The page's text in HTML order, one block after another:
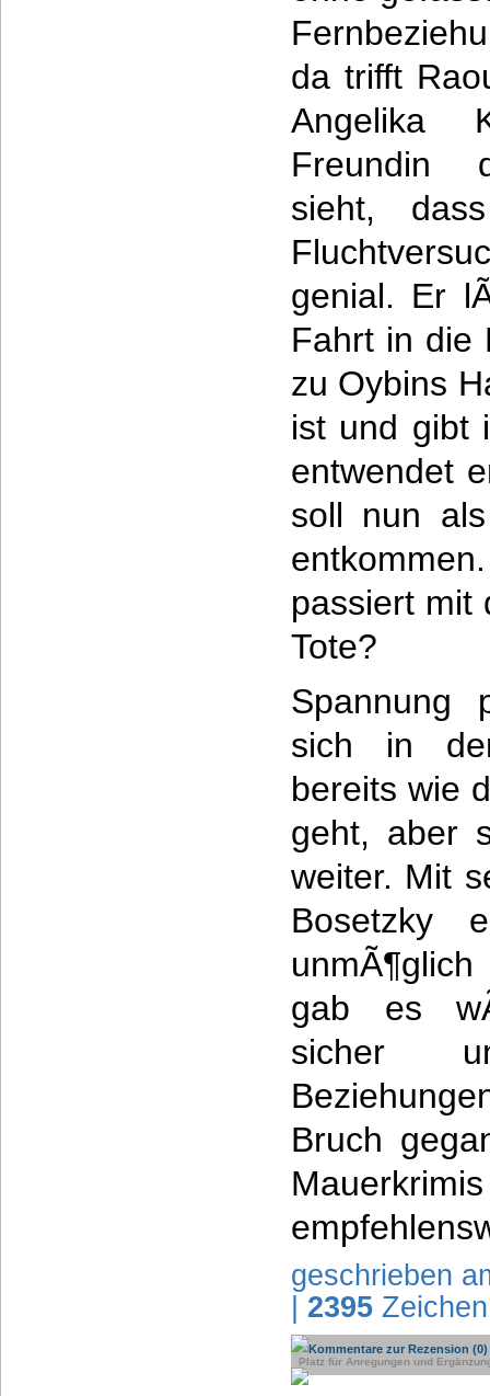
da trifft
Angelika
Freundin
sieht,
genial. Er
Fahrt in die
zu Oybins
ist und gibt
entwendet
soll nun
passiert mit
Tote?
Spannung
sich in
bereits wie
geht, aber
weiter. Mit
Bosetzky
gab es
sicher
Bruch
geschrieben
2395 Zeichen
Kommentare zur Rezension (0)
Platz für Anregungen und